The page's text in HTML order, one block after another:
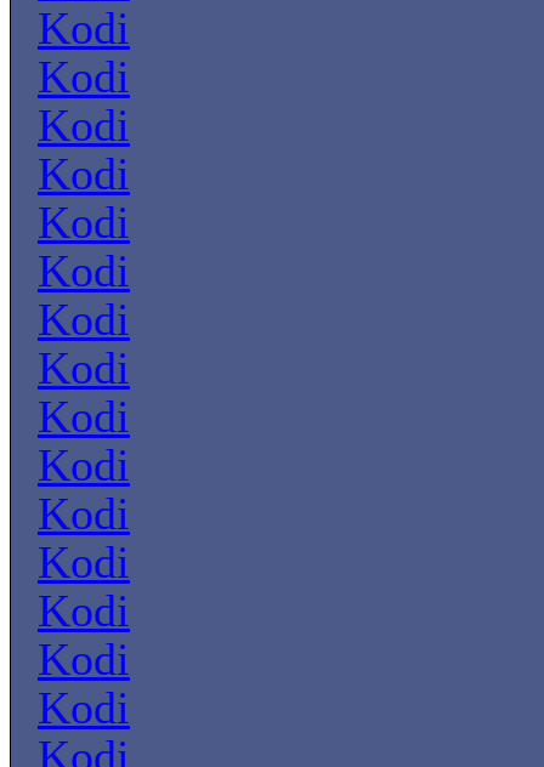
Kodi
Kodi
Kodi
Kodi
Kodi
Kodi
Kodi
Kodi
Kodi
Kodi
Kodi
Kodi
Kodi
Kodi
Kodi
Kodi